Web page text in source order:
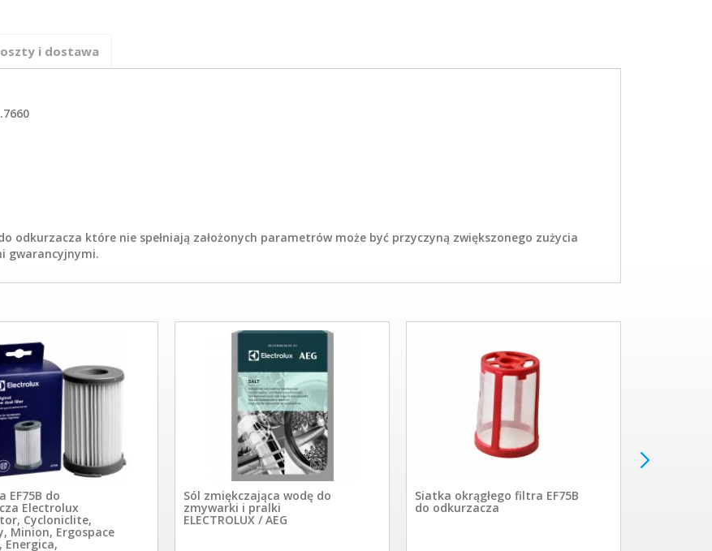
i dostawa
odkurzacza które nie spełniają założonych parametrów może być przyczyną zwiększonego zużycia
gwarancyjnymi.
EF75B do
Electrolux
Cycloniclite,
Minion, Ergospace
Energica,
Sól zmiękczająca wodę do
zmywarki i pralki
ELECTROLUX / AEG
Siatka okrągłego filtra EF75B
do odkurzacza